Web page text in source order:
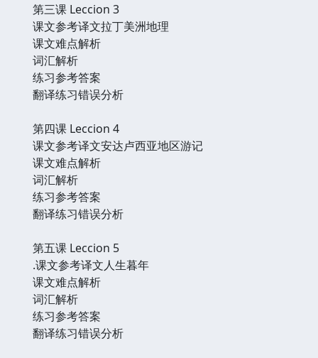
第三课 Leccion 3
课文参考译文拉丁美洲地理
课文难点解析
词汇解析
练习参考答案
翻译练习错误分析
第四课 Leccion 4
课文参考译文安达卢西亚地区游记
课文难点解析
词汇解析
练习参考答案
翻译练习错误分析
第五课 Leccion 5
.课文参考译文人生暮年
课文难点解析
词汇解析
练习参考答案
翻译练习错误分析